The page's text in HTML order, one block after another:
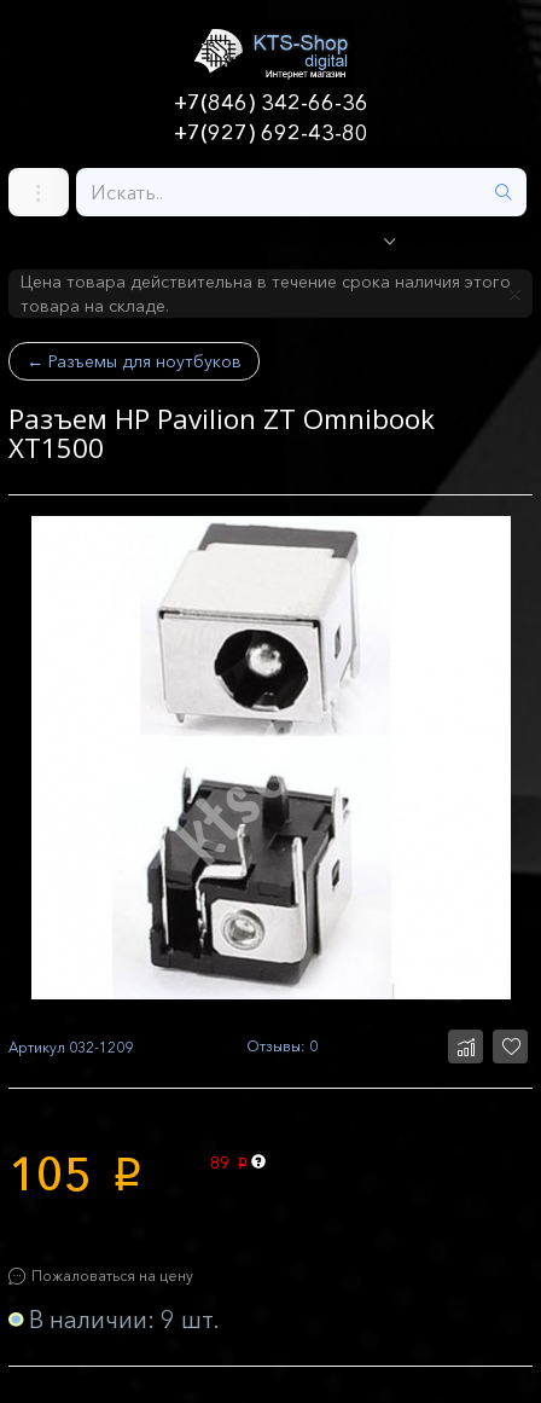
+7(846) 342-66-36
+7(927) 692-43-80
Цена товара действительна в течение срока наличия этого
товара на складе.
← Разъемы для ноутбуков
Разъем HP Pavilion ZT Omnibook
XT1500
Артикул 032-1209 Отзывы: 0
105 p 89 p
Пожаловаться на цену
В наличии: 9 шт.